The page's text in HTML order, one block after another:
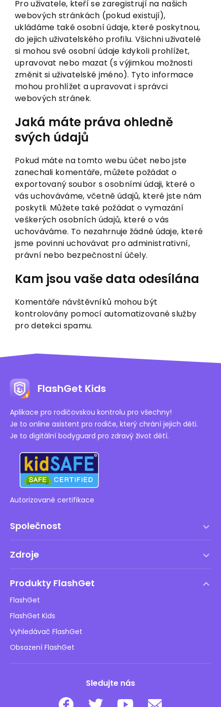
Pro uživatele, kteří se zaregistrují na našich
webových stránkách (pokud existují),
ukládáme také osobní údaje, které poskytnou,
do jejich uživatelského profilu. Všichni uživatelé
si mohou své osobní údaje kdykoli prohlížet,
upravovat nebo mazat (s výjimkou možnosti
změnit si uživatelské jméno). Tyto informace
mohou prohlížet a upravovat i správci
webových stránek.
Jaká máte práva ohledně
svých údajů
Pokud máte na tomto webu účet nebo jste
zanechali komentáře, můžete požádat o
exportovaný soubor s osobními údaji, které o
vás uchováváme, včetně údajů, které jste nám
poskytli. Můžete také požádat o vymazání
veškerých osobních údajů, které o vás
uchováváme. To nezahrnuje žádné údaje, které
jsme povinni uchovávat pro administrativní,
právní nebo bezpečnostní účely.
Kam jsou vaše data odesílána
Komentáře návštěvníků mohou být
kontrolovány pomocí automatizované služby
pro detekci spamu.
FlashGet Kids
Aplikace pro rodičovskou kontrolu pro všechny!
Je to online asistent pro rodiče, který chrání jejich děti.
Je to digitální bodyguard pro zdravý život dětí.
Autorizované certifikace
Společnost
Zásady DMCA
Zásady ochrany osobních údajů
Reklamní zásady
Neprodávejte mé informace
Zdroje
Blog
Bezpečnost dětí Online
Stáhnout
Produkty FlashGet
FlashGet
FlashGet Kids
Vyhledávač FlashGet
Obsazení FlashGet
Sledujte nás